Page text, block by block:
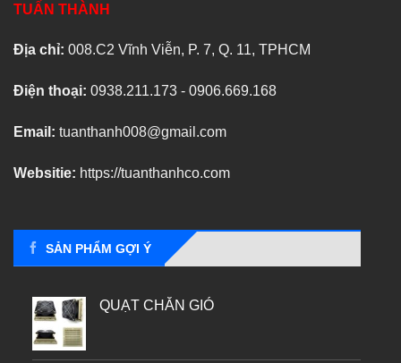
TUẤN THÀNH
Địa chỉ: 008.C2 Vĩnh Viễn, P. 7, Q. 11, TPHCM
Điện thoại: 0938.211.173 - 0906.669.168
Email: tuanthanh008@gmail.com
Websitie: https://tuanthanhco.com
SẢN PHẨM GỢI Ý
QUẠT CHẮN GIÓ